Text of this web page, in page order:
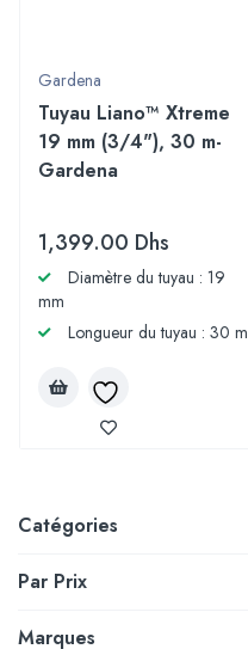
Catégories
Par Prix
Marques
Gardena
Tuyau Liano™ Xtreme
19 mm (3/4"), 30 m-
Gardena
1,399.00 Dhs
Diamètre du tuyau : 19
mm
Longueur du tuyau : 30 m